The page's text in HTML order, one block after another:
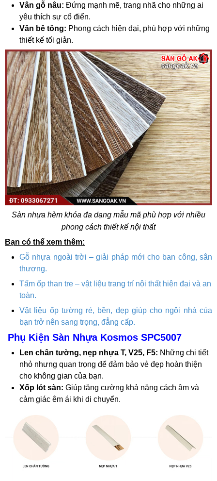
Vân gỗ nâu: Đứng mạnh mẽ, trang nhã cho những ai
yêu thích sự cổ điển.
Vân bê tông: Phong cách hiện đại, phù hợp với những
thiết kế tối giản.
Sàn nhựa hèm khóa đa dạng mẫu mã phù hợp với nhiều
phong cách thiết kế nội thất
Bạn có thể xem thêm:
Gỗ nhựa ngoài trời – giải pháp mới cho ban công, sân
thượng.
Tấm ốp than tre – vật liệu trang trí nội thất hiện đại và an
toàn.
Vật liệu ốp tường rẻ, bền, đẹp giúp cho ngôi nhà của
bạn trở nên sang trọng, đẳng cấp.
Phụ Kiện Sàn Nhựa Kosmos SPC5007
Len chân tường, nẹp nhựa T, V25, F5: Những chi tiết
nhỏ nhưng quan trọng để đảm bảo vẻ đẹp hoàn thiện
cho không gian của bạn.
Xốp lót sàn: Giúp tăng cường khả năng cách âm và
cảm giác êm ái khi di chuyển.